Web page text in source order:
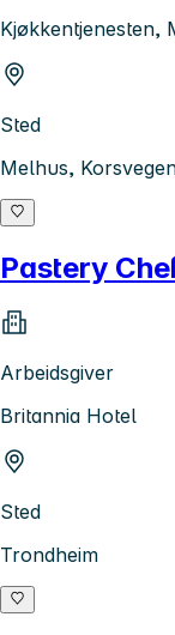
Kjøkkentjenesten,
Sted
Melhus,
Pastery
Arbeidsgiver
Britannia Hotel
Sted
Trondheim